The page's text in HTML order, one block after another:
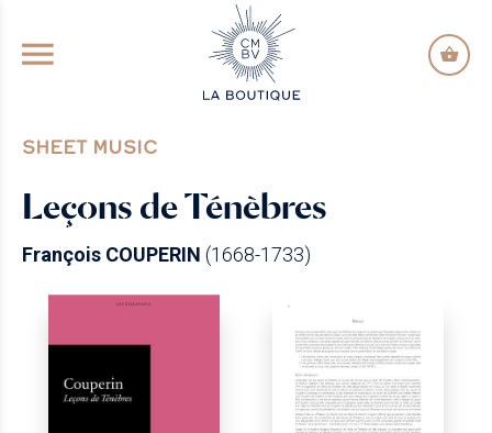
GO TO PRINCIPAL CONTENT
SHEET MUSIC
Leçons de Ténèbres
François COUPERIN (1668-1733)